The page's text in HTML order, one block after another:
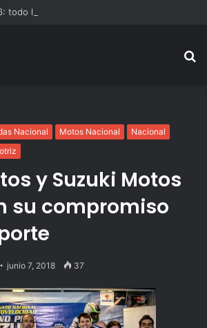
todo listo para la gran final del RallyACP
Nacional Motos Nacional
Nacional
y Suzuki Motos
su compromiso
junio 7, 2018 37